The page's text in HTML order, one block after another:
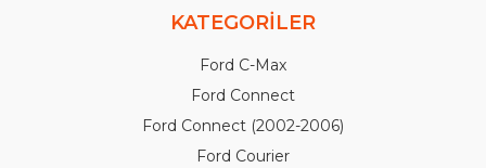
KATEGORİLER
Ford C-Max
Ford Connect
Ford Connect (2002-2006)
Ford Courier